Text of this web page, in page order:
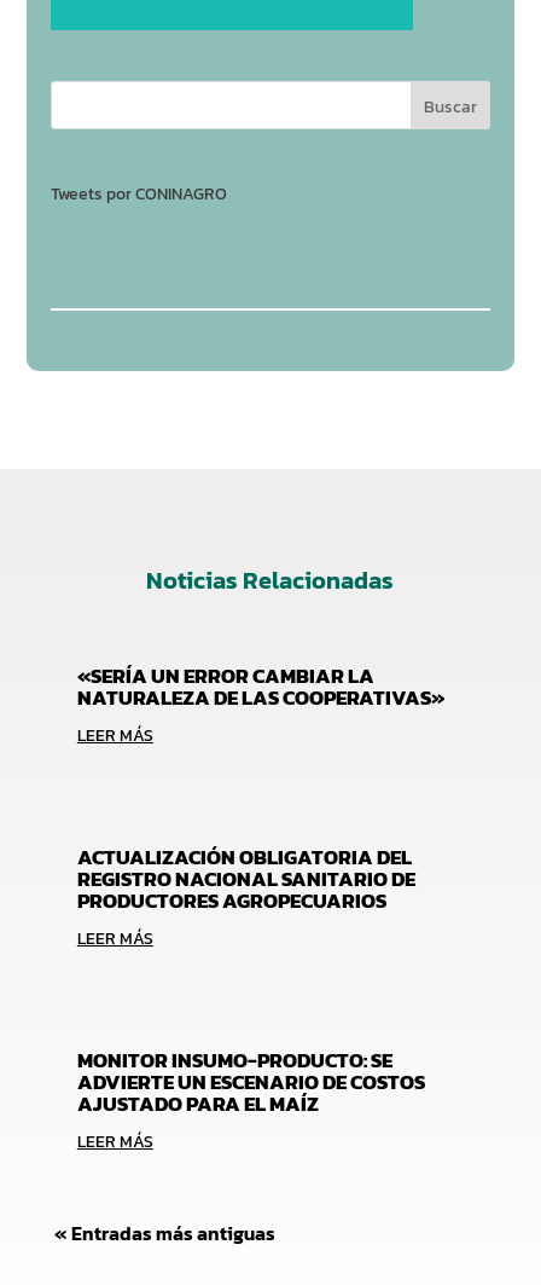
Tweets por CONINAGRO
Noticias Relacionadas
«SERÍA UN ERROR CAMBIAR LA
NATURALEZA DE LAS COOPERATIVAS»
LEER MÁS
ACTUALIZACIÓN OBLIGATORIA DEL
REGISTRO NACIONAL SANITARIO DE
PRODUCTORES AGROPECUARIOS
LEER MÁS
MONITOR INSUMO-PRODUCTO: SE
ADVIERTE UN ESCENARIO DE COSTOS
AJUSTADO PARA EL MAÍZ
LEER MÁS
« Entradas más antiguas